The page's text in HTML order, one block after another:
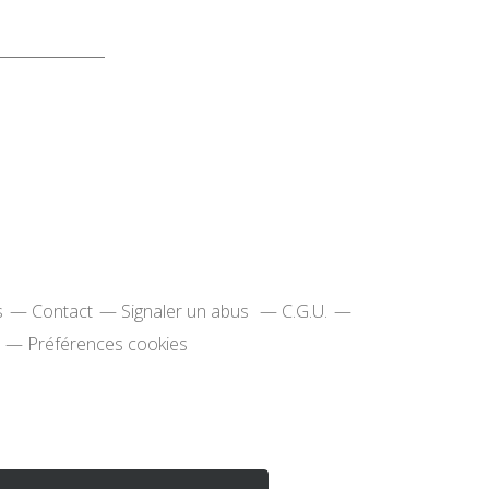
Contact Signaler un abus
C.G.U.
Préférences cookies